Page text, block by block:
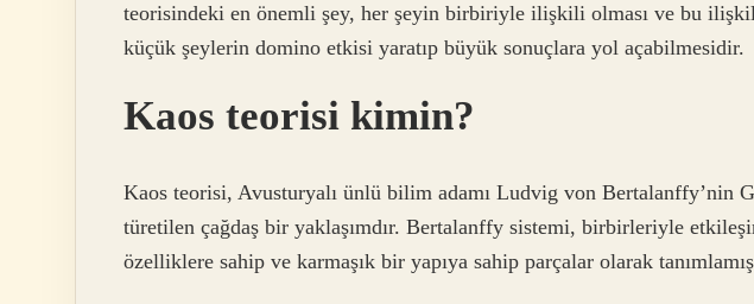
teorisindeki en önemli şey, her şeyin birbiriyle ilişkili olması ve bu
küçük şeylerin domino etkisi yaratıp büyük sonuçlara yol açabilmesidir.
Kaos teorisi kimin?
Kaos teorisi, Avusturyalı ünlü bilim adamı Ludvig von Bertalanffy’nin
türetilen çağdaş bir yaklaşımdır. Bertalanffy sistemi, birbirleriyle
özelliklere sahip ve karmaşık bir yapıya sahip parçalar olarak